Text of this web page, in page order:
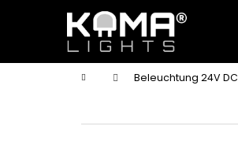
StartseiteBeleuchtung 24V DC
e
Zurück
zum
Zurück
zum